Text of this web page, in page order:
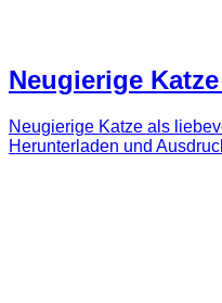
Neugierige
Neugierige Katze als
Herunterladen und